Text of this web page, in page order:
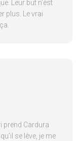
Leur but n’est
plus. Le vrai
prend Cardura
se lève, je me